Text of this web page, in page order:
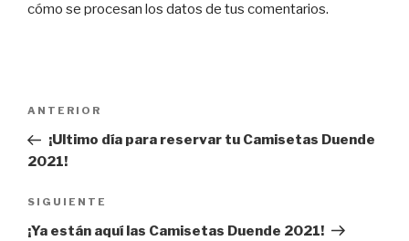
cómo se procesan los datos de tus comentarios.
entradas
Entrada
anterior:
ANTERIOR
¡Ultimo día para reservar tu Camisetas Duende
2021!
Siguiente
entrada
SIGUIENTE
¡Ya están aquí las Camisetas Duende 2021!